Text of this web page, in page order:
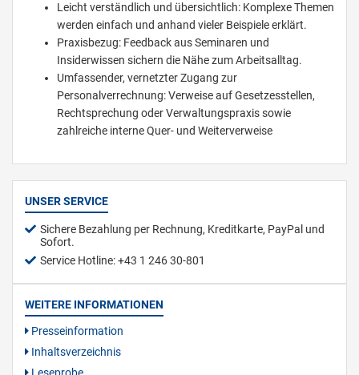
Leicht verständlich und übersichtlich: Komplexe Themen
werden einfach und anhand vieler Beispiele erklärt.
Praxisbezug: Feedback aus Seminaren und
Insiderwissen sichern die Nähe zum Arbeitsalltag.
Umfassender, vernetzter Zugang zur
Personalverrechnung: Verweise auf Gesetzesstellen,
Rechtsprechung oder Verwaltungspraxis sowie
zahlreiche interne Quer- und Weiterverweise
UNSER SERVICE
Sichere Bezahlung per Rechnung, Kreditkarte, PayPal und
Sofort.
Service Hotline: +43 1 246 30-801
WEITERE INFORMATIONEN
Presseinformation
Inhaltsverzeichnis